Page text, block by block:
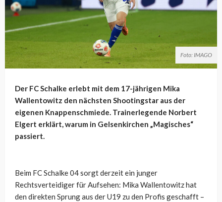
Foto: IMAGO
Der FC Schalke erlebt mit dem 17-jährigen Mika
Wallentowitz den nächsten Shootingstar aus der
eigenen Knappenschmiede. Trainerlegende Norbert
Elgert erklärt, warum in Gelsenkirchen „Magisches“
passiert.
Beim FC Schalke 04 sorgt derzeit ein junger
Rechtsverteidiger für Aufsehen: Mika Wallentowitz hat
den direkten Sprung aus der U19 zu den Profis geschafft –